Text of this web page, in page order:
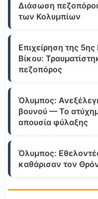
Διάσωση
των Κολυμπίων
Επιχείρηση της
Βίκου:
πεζοπόρος
Όλυμπος:
βουνού — Το
απουσία φύλαξης
Όλυμπος:
καθάρισαν τον